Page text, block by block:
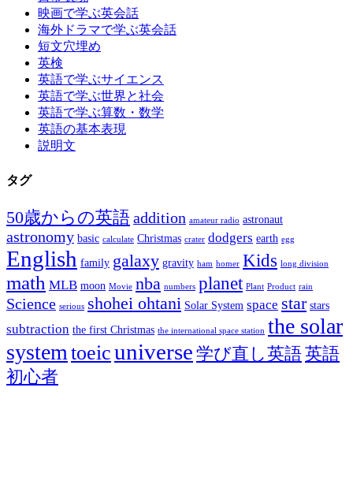
映画で学ぶ英会話
海外ドラマで学ぶ英会話
短文穴埋め
英検
英語で学ぶサイエンス
英語で学ぶ世界と社会
英語で学ぶ算数・数学
英語の基本表現
説明文
タグ
50歳からの英語addition amateur radio astronaut
astronomy basic calculate Christmas crater dodgers earth egg
English family galaxy gravity ham homer Kids long division
math MLB moon Movie nba numbers planet Plant Product rain
Science serious shohei ohtani Solar System space star stars
subtraction the first Christmas the international space station the solar
system toeicuniverse 学び直し英語英語
初心者